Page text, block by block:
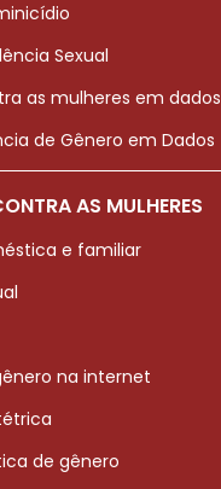
Sexual
as mulheres em dados
de Gênero em Dados
AS MULHERES
e familiar
na internet
de gênero